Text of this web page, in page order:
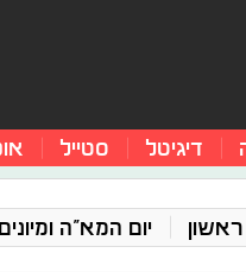
דיגיטל סטייל
ראשון יום המא"ה ומיונים